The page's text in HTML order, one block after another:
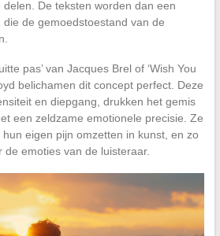
De teksten worden dan een
de gemoedstoestand van de
pas’ van Jacques Brel of ‘Wish You
belichamen dit concept perfect. Deze
en diepgang, drukken het gemis
een zeldzame emotionele precisie. Ze
eigen pijn omzetten in kunst, en zo
emoties van de luisteraar.